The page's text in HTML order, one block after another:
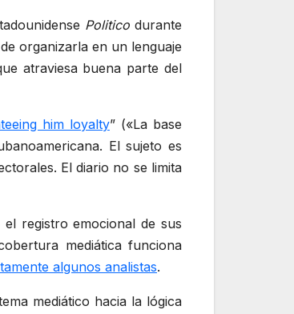
Politico durante
organizarla en un lenguaje
atraviesa buena parte del
him loyalty” («La base
El sujeto es
El diario no se limita
registro emocional de sus
mediática funciona
algunos analistas.
mediático hacia la lógica